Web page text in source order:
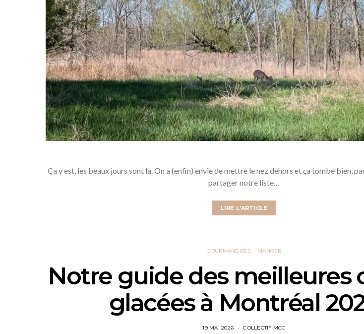
Ça y est, les beaux jours sont là. On a (enfin) envie de mettre le nez dehors et ça tombe bien,
partager notre liste…
LIRE L'ARTICLE
GOURMANDISES MANGER
Notre guide des meilleures
glacées à Montréal
19 MAI 2026 COLLECTIF MCC